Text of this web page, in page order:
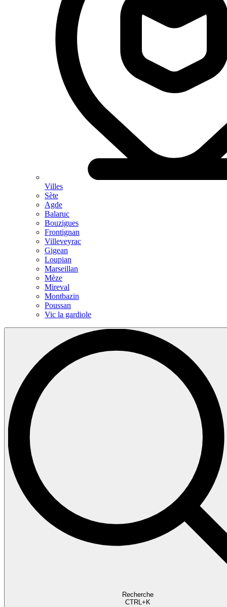
Villes
Sète
Agde
Balaruc
Bouzigues
Frontignan
Villeveyrac
Gigean
Loupian
Marseillan
Mèze
Mireval
Montbazin
Poussan
Vic la gardiole
Recherche
CTRL+K